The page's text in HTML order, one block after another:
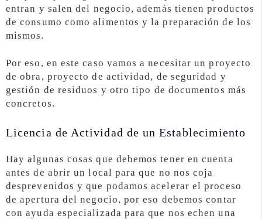
entran y salen del negocio, además tienen productos
de consumo como alimentos y la preparación de los
mismos.
Por eso, en este caso vamos a necesitar un proyecto
de obra, proyecto de actividad, de seguridad y
gestión de residuos y otro tipo de documentos más
concretos.
Licencia de Actividad de un Establecimiento
Hay algunas cosas que debemos tener en cuenta
antes de abrir un local para que no nos coja
desprevenidos y que podamos acelerar el proceso
de apertura del negocio, por eso debemos contar
con ayuda especializada para que nos echen una